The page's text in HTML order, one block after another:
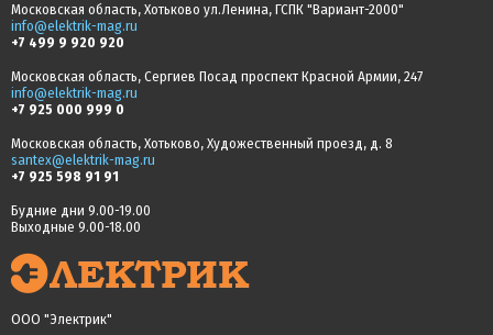
Московская область, Хотьково ул.Ленина, ГСПК "Вариант-2000"
info@elektrik-mag.ru
+7 499 9 920 920
Московская область, Сергиев Посад проспект Красной Армии, 247
info@elektrik-mag.ru
+7 925 000 999 0
Московская область, Хотьково, Художественный проезд, д. 8
santex@elektrik-mag.ru
+7 925 598 91 91
Будние дни 9.00-19.00
Выходные 9.00-18.00
ООО "Электрик"